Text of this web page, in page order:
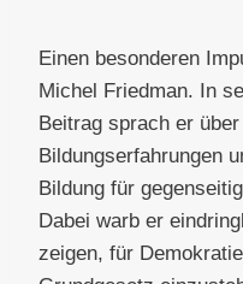
Einen besonderen
Michel Friedman. In
Beitrag sprach er
Bildungserfahrungen
Bildung für
Dabei warb er
zeigen, für